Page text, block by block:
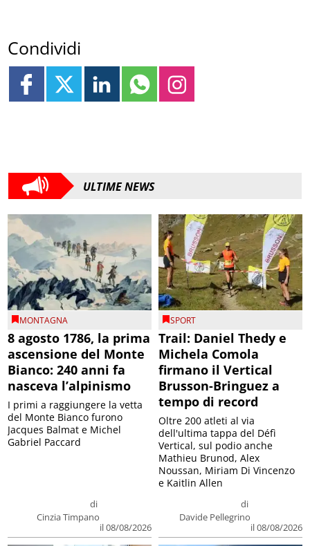
Condividi
ULTIME NEWS
MONTAGNA
8 agosto 1786, la prima
ascensione del Monte
Bianco: 240 anni fa
nasceva l’alpinismo
di
Cinzia Timpano
il 08/08/2026
I primi a raggiungere la vetta
del Monte Bianco furono
Jacques Balmat e Michel
Gabriel Paccard
SPORT
Trail: Daniel Thedy e
Michela Comola
firmano il Vertical
Brusson-Bringuez a
tempo di record
di
Davide Pellegrino
il 08/08/2026
Oltre 200 atleti al via
dell'ultima tappa del Défì
Vertical, sul podio anche
Mathieu Brunod, Alex
Noussan, Miriam Di Vincenzo
e Kaitlin Allen